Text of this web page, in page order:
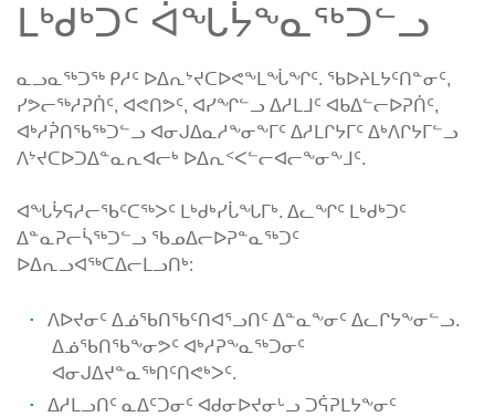
ᒪᒃᑯᒃᑐᑦ ᐋᖓᔮᖕᓇᖅᑐᓪᓗ
ᓇᓗᓇᖅᑐᖅ ᑭᓱᑦ ᐅᐃᕆᔾᔪᑕᐅᕙᖕᒪᖔᖏᑦ. ᖃᐅᔨᒪᔭᑦᑎᓐᓂᑦ,
ᓯᕗᓕᖅᓱᕈᑏᑦ, ᐊᕙᑎᕗᑦ, ᐊᓯᖏᓪᓗ ᐃᓱᒪᒧᑦ ᐊᑲᐃᓪᓕᐅᕈᑏᑦ,
ᐊᒃᓱᕉᑎᖃᖅᑐᓪᓗ ᐊᓂᒍᐃᓇᓱᖕᓂᖕᒥᑦ ᐃᓱᒪᒋᔭᒥᑦ ᐃᒃᐱᒋᔭᒥᓪᓗ
ᐱᔾᔪᑕᐅᑐᐃᓐᓇᕆᐊᓕᒃ ᐅᐃᕆᑉᐸᓪᓕᐊᓕᖕᓂᖕᒧᑦ.
ᐊᖓᔮᕋᓱᓕᖃᑦᑕᖅᐳᑦ ᒪᒃᑯᒃᓯᒑᖓᒥᒃ. ᐃᓚᖏᑦ ᒪᒃᑯᒃᑐᑦ
ᐃᓐᓇᕈᓕᓵᖅᑐᓪᓗ ᖃᓄᐃᓕᐅᕈᓐᓇᖅᑐᑦ
ᐅᐃᕆᓗᐊᖅᑕᐃᓕᒪᓗᑎᒃ:
ᐱᐅᔪᓂᑦ ᐃᓅᖃᑎᖃᑦᑎᐊᕐᓗᑎᑦ ᐃᓐᓇᖕᓂᑦ ᐃᓚᒋᔭᖕᓂᓪᓗ.
ᐃᓅᖃᑎᖃᖕᓂᕗᑦ ᐊᒃᓱᕈᖕᓇᖅᑐᓂᑦ
ᐊᓂᒍᐃᔪᓐᓇᖅᑎᑦᑎᕙᒃᐳᑦ.
ᐃᓱᒪᓗᑎᑦ ᓇᐃᑦᑐᓂᑦ ᐊᑯᓂᐅᔪᓂᒡᓗ ᑐᕌᕈᒪᔭᖕᓂᑦ